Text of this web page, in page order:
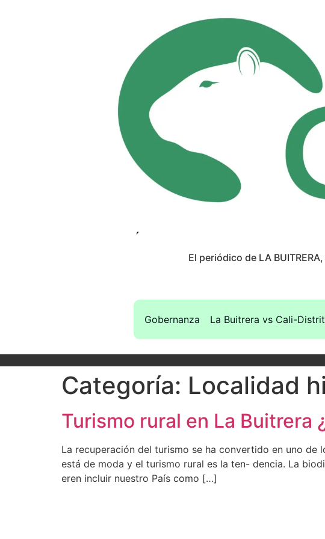
El periódico de LA
Gobernanza La Buitrera vs Cali-
Categoría: Localidad
Turismo rural en La Buitrera
La recuperación del turismo se ha convertido en uno
está de moda y el turismo rural es la ten- dencia. La
eren incluir nuestro País como […]